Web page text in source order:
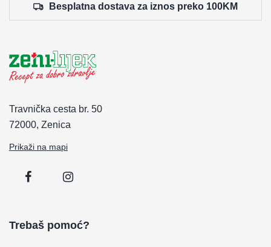
Besplatna dostava za iznos preko 100KM
Travnička cesta br. 50
72000, Zenica
Prikaži na mapi
Trebaš pomoć?